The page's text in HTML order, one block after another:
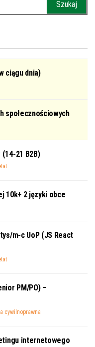
ciągu dnia)
społecznościowych
(14-21 B2B)
10k+ 2 języki obce
m-c UoP (JS React
PM/PO) –
cywilnoprawna
internetowego